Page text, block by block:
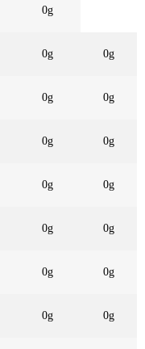
0g
0g 0g
0g 0g
0g 0g
0g 0g
0g 0g
0g 0g
0g 0g